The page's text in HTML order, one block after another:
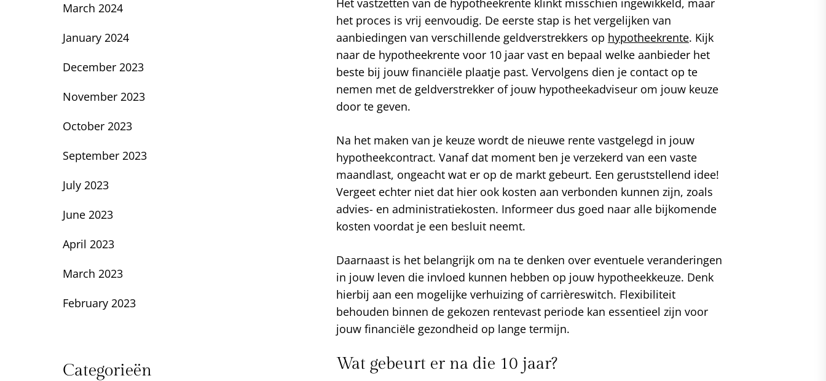
het proces is vrij eenvoudig. De eerste stap is het vergelijken van
aanbiedingen van verschillende geldverstrekkers op hypotheekrente. Kijk
naar de hypotheekrente voor 10 jaar vast en bepaal welke aanbieder het
beste bij jouw financiële plaatje past. Vervolgens dien je contact op te
nemen met de geldverstrekker of jouw hypotheekadviseur om jouw keuze
door te geven.
Na het maken van je keuze wordt de nieuwe rente vastgelegd in jouw
hypotheekcontract. Vanaf dat moment ben je verzekerd van een vaste
maandlast, ongeacht wat er op de markt gebeurt. Een geruststellend idee!
Vergeet echter niet dat hier ook kosten aan verbonden kunnen zijn, zoals
advies- en administratiekosten. Informeer dus goed naar alle bijkomende
kosten voordat je een besluit neemt.
Daarnaast is het belangrijk om na te denken over eventuele veranderingen
in jouw leven die invloed kunnen hebben op jouw hypotheekkeuze. Denk
hierbij aan een mogelijke verhuizing of carrièreswitch. Flexibiliteit
behouden binnen de gekozen rentevast periode kan essentieel zijn voor
jouw financiële gezondheid op lange termijn.
Wat gebeurt er na die 10 jaar?
March 2024
January 2024
December 2023
November 2023
October 2023
September 2023
July 2023
June 2023
April 2023
March 2023
February 2023
Categorieën